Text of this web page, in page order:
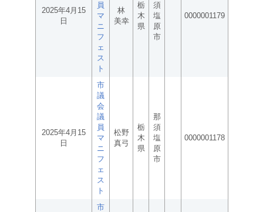
2025年4月15
日
員
マ
ニ
フ
ェ
ス
ト
林
美幸
栃
木
県
須
塩
原
市
0000001179
2025年4月15
日
市
議
会
議
員
マ
ニ
フ
ェ
ス
ト
松野
真弓
栃
木
県
那
須
塩
原
市
0000001178
市